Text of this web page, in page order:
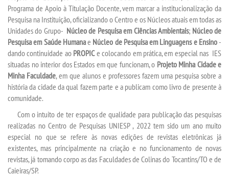
CONTATO
IMPRENSA
TRABALHE CONOSCO
OUVIDORIA
Programa de Apoio à Titulação Docente, vem marcar a institucionalização da
Pesquisa na Instituição, oficializando o Centro e os Núcleos atuais em todas as
Unidades do Grupo- Núcleo de Pesquisa em Ciências Ambientais; Núcleo de
Pesquisa em Saúde Humanae Núcleo de Pesquisa em Linguagens e Ensino-
dando continuidade ao PROPICe colocando em prática, em especial nas IES
situadas no interior dos Estados em que funcionam, o Projeto Minha Cidade e
Minha Faculdade, em que alunos e professores fazem uma pesquisa sobre a
história da cidade da qual fazem parte e a publicam como livro de presente à
comunidade.
Com o intuito de ter espaços de qualidade para publicação das pesquisas
realizadas no Centro de Pesquisas UNIESP , 2022 tem sido um ano muito
especial no que se refere às novas edições de revistas eletrônicas já
existentes, mas principalmente na criação e no funcionamento de novas
revistas, já tomando corpo as das Faculdades de Colinas do Tocantins/TO e de
Caieiras/SP.